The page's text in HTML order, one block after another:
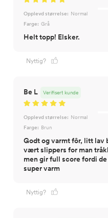
Opplevd størrelse: Normal
Farge: Grå
Helt topp! Elsker.
Nyttig?
Be L Verifisert kunde
Opplevd størrelse: Normal
Farge: Brun
Godt og varmt fôr, litt lav
vært slippers for man
men gir full score fordi
super varm
Nyttig?